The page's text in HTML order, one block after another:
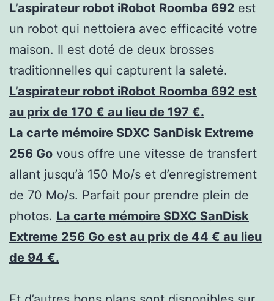
L’aspirateur robot iRobot Roomba 692 est
un robot qui nettoiera avec efficacité votre
maison. Il est doté de deux brosses
traditionnelles qui capturent la saleté.
L’aspirateur robot iRobot Roomba 692 est
au prix de 170 € au lieu de 197 €.
La carte mémoire SDXC SanDisk Extreme
256 Go vous offre une vitesse de transfert
allant jusqu’à 150 Mo/s et d’enregistrement
de 70 Mo/s. Parfait pour prendre plein de
photos. La carte mémoire SDXC SanDisk
Extreme 256 Go est au prix de 44 € au lieu
de 94 €.